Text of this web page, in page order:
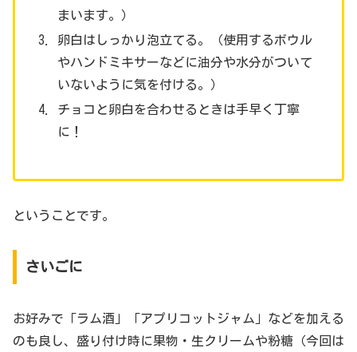
まいます。）
卵白はしっかり泡立てる。（使用するボウル
やハンドミキサーなどに油分や水分がついて
いないように気を付ける。）
チョコと卵白を合わせるときは手早く丁寧
に！
ということです。
さいごに
お好みで「ラム酒」「アプリコットジャム」などを加える
のも良し、盛り付け時に果物・生クリームや粉糖（今回は